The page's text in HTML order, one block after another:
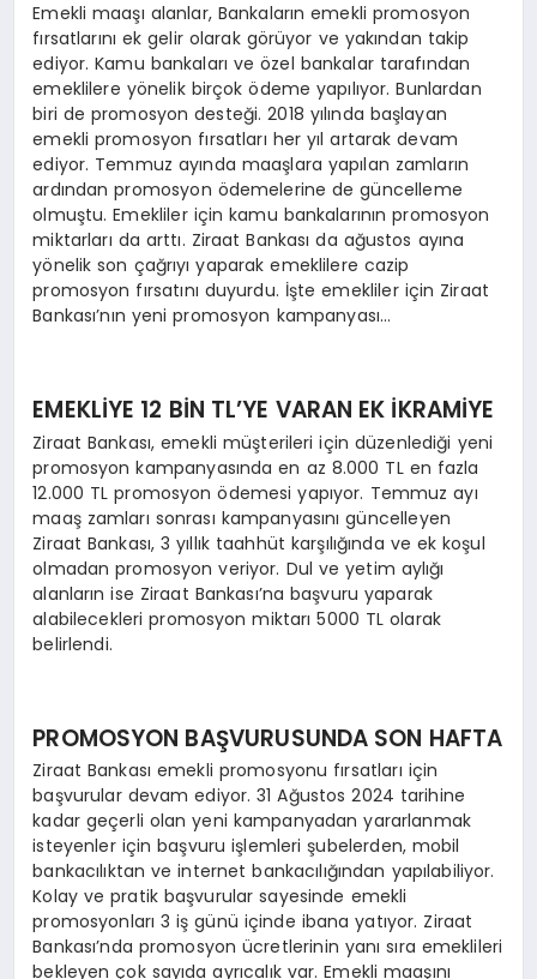
Emekli maaşı alanlar, Bankaların emekli promosyon
fırsatlarını ek gelir olarak görüyor ve yakından takip
ediyor. Kamu bankaları ve özel bankalar tarafından
emeklilere yönelik birçok ödeme yapılıyor. Bunlardan
biri de promosyon desteği. 2018 yılında başlayan
emekli promosyon fırsatları her yıl artarak devam
ediyor. Temmuz ayında maaşlara yapılan zamların
ardından promosyon ödemelerine de güncelleme
olmuştu. Emekliler için kamu bankalarının promosyon
miktarları da arttı. Ziraat Bankası da ağustos ayına
yönelik son çağrıyı yaparak emeklilere cazip
promosyon fırsatını duyurdu. İşte emekliler için Ziraat
Bankası’nın yeni promosyon kampanyası…
EMEKLİYE 12 BİN TL’YE VARAN EK İKRAMİYE
Ziraat Bankası, emekli müşterileri için düzenlediği yeni
promosyon kampanyasında en az 8.000 TL en fazla
12.000 TL promosyon ödemesi yapıyor. Temmuz ayı
maaş zamları sonrası kampanyasını güncelleyen
Ziraat Bankası, 3 yıllık taahhüt karşılığında ve ek koşul
olmadan promosyon veriyor. Dul ve yetim aylığı
alanların ise Ziraat Bankası’na başvuru yaparak
alabilecekleri promosyon miktarı 5000 TL olarak
belirlendi.
PROMOSYON BAŞVURUSUNDA SON HAFTA
Ziraat Bankası emekli promosyonu fırsatları için
başvurular devam ediyor. 31 Ağustos 2024 tarihine
kadar geçerli olan yeni kampanyadan yararlanmak
isteyenler için başvuru işlemleri şubelerden, mobil
bankacılıktan ve internet bankacılığından yapılabiliyor.
Kolay ve pratik başvurular sayesinde emekli
promosyonları 3 iş günü içinde ibana yatıyor. Ziraat
Bankası’nda promosyon ücretlerinin yanı sıra emeklileri
bekleyen çok sayıda ayrıcalık var. Emekli maaşını